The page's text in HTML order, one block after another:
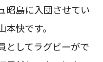
昭島に入団させてい
快です。
としてラグビーがで